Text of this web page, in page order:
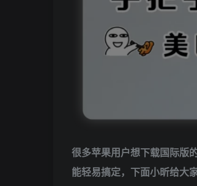
很多苹果用户想下载国际版
能轻易搞定，下面小昕给大